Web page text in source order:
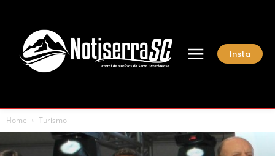
Insta
Home Turismo